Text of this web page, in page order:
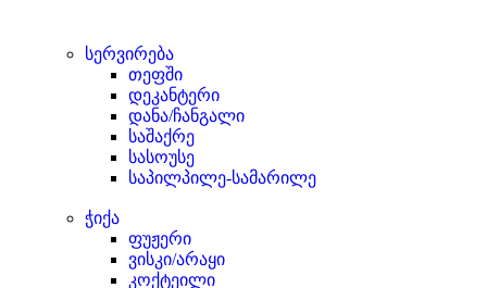
სერვირება
თეფში
დეკანტერი
დანა/ჩანგალი
საშაქრე
სასოუსე
საპილპილე-სამარილე
ჭიქა
ფუჟერი
ვისკი/არაყი
კოქტეილი